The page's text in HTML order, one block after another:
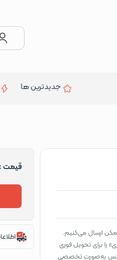
جدیدترین ها
ارسال می‌کنیم.
را برای تحویل فوری
به‌صورت تخصصی
قیمت :